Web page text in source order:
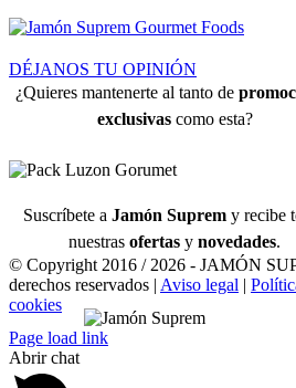
DÉJANOS TU OPINIÓN
¿Quieres mantenerte al tanto de
exclusivascomo esta?
Suscríbete a Jamón Supremy recibe
nuestras ofertas y novedades.
© Copyright 2016 / 2026 - JAMÓN
derechos reservados | Aviso legal |
cookies
Page load link
Abrir chat